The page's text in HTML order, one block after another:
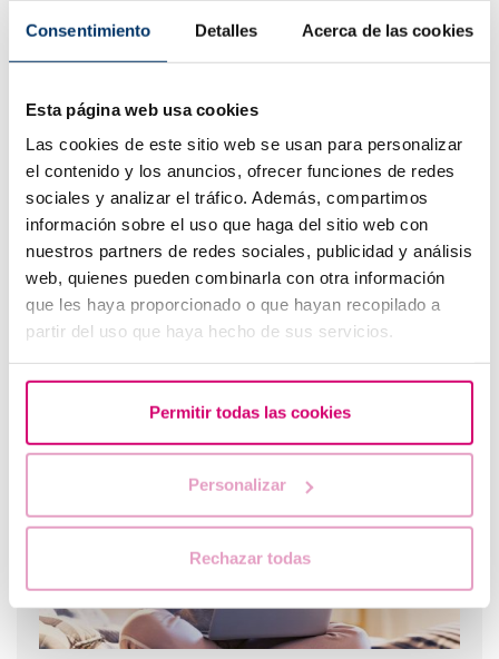
Consentimiento Detalles Acerca de las cookies
Esta página web usa cookies
Las cookies de este sitio web se usan para personalizar
el contenido y los anuncios, ofrecer funciones de redes
sociales y analizar el tráfico. Además, compartimos
información sobre el uso que haga del sitio web con
nuestros partners de redes sociales, publicidad y análisis
web, quienes pueden combinarla con otra información
que les haya proporcionado o que hayan recopilado a
partir del uso que haya hecho de sus servicios.
Permitir todas las cookies
Personalizar
Rechazar todas
Behandlungen
Dreischichtiges Endometrium: Was bedeutet das?